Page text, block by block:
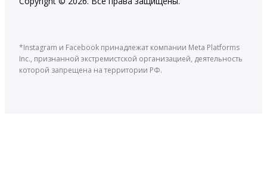
*Instagram и Facebook принадлежат компании Meta Platforms
Inc., признанной экстремистской организацией, деятельность
которой запрещена на территории РФ.